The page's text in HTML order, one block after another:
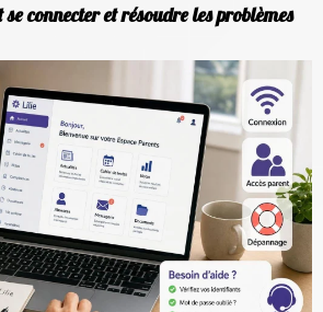
connecter et résoudre les problèmes